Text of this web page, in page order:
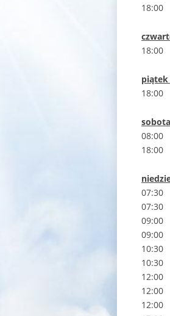
18:00
18:00
piątek
18:00
08:00
18:00
07:30
07:30
09:00
09:00
10:30
10:30
12:00
12:00
12:00